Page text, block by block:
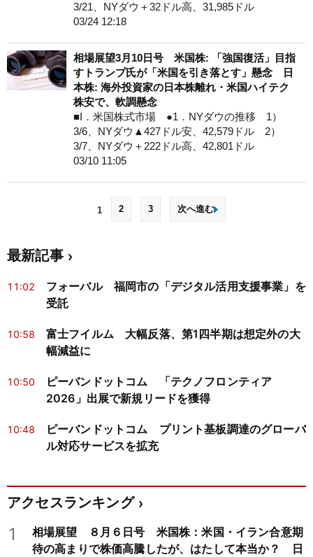
3/21、NYダウ＋32ドル高、31,985ドル
03/24 12:18
相場展望3月10日号 米国株: 「強国復活」目指
すトランプ氏が「米国を引き落とす」懸念 日
本株: 海外投資家の日本株離れ・米国ハイテク
株安で、軟調懸念
■I．米国株式市場 ●1．NYダウの推移 1）
3/6、NYダウ▲427ドル安、42,579ドル 2）
3/7、NYダウ＋222ドル高、42,801ドル
03/10 11:05
1 2 3 次へ進む
最新記事
11:02
フォーバル 福岡市の「デジタル活用支援事業」を
受託
10:58
富士フイルム 大幅反落、第1四半期は想定外の大
幅減益に
10:50
ピーバンドットコム 「テクノフロンティア
2026」出展で新規リードを獲得
10:48
ピーバンドットコム プリント基板調達のグローバ
ル対応サービスを拡充
アクセスランキング
1
相場展望 ８月６日号 米国株：米国・イラン合意期
待の高まりで株価高騰したが、はたして本当か？ 日